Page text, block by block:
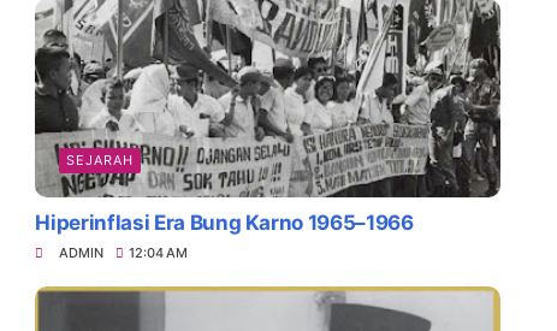
SEJARAH
Hiperinflasi Era Bung Karno 1965–1966
ADMIN 12:04 AM